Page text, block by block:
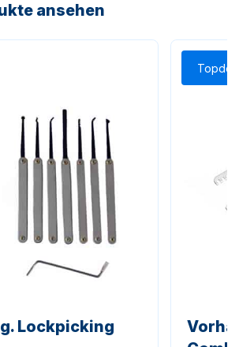
ansehen
Lockpicking